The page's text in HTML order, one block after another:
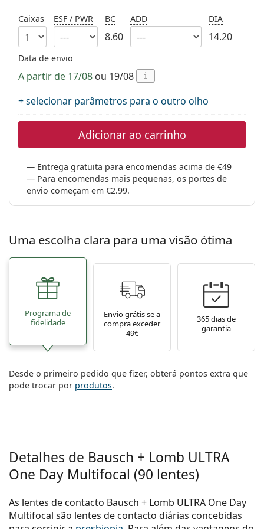
Prada
Todas as marcas
Caixas ESF / PWR BC
8.60
ADD DIA
14.20
Data de envio
A partir de 17/08 ou 19/08 i
+ selecionar parâmetros para o outro olho
Adicionar ao carrinho
Entrega gratuita para encomendas acima de €49
Para encomendas mais pequenas, os portes de
envio começam em €2.99.
Uma escolha clara para uma visão ótima
Programa de
fidelidade
Envio grátis se a
compra exceder
49€
365 dias de
garantia
Desde o primeiro pedido que fizer, obterá pontos extra que
pode trocar por produtos.
Detalhes de Bausch + Lomb ULTRA
One Day Multifocal (90 lentes)
As lentes de contacto Bausch + Lomb ULTRA One Day
Multifocal são lentes de contacto diárias concebidas